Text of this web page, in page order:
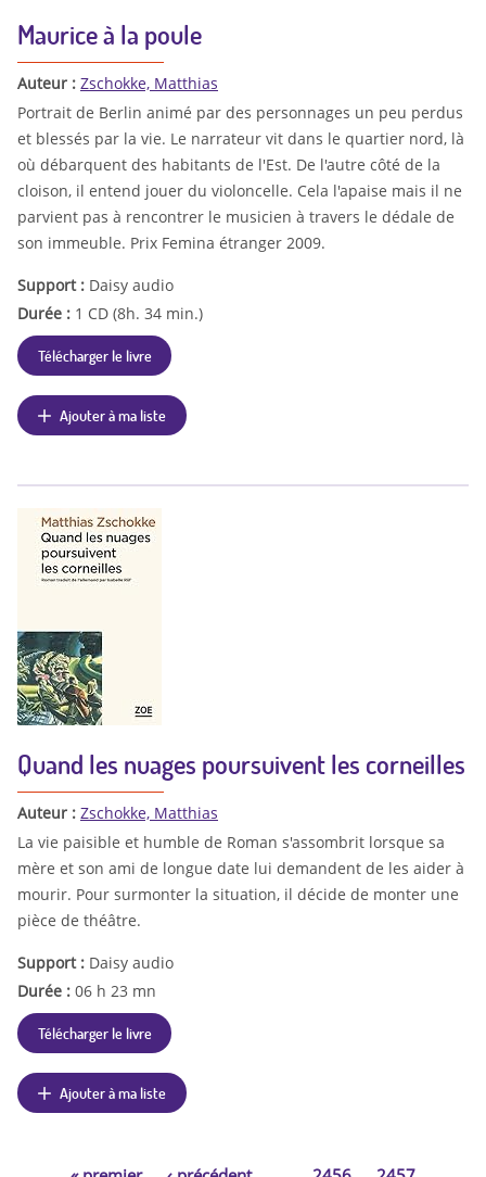
Maurice à la poule
Auteur : Zschokke, Matthias
Portrait de Berlin animé par des personnages un peu perdus
et blessés par la vie. Le narrateur vit dans le quartier nord, là
où débarquent des habitants de l'Est. De l'autre côté de la
cloison, il entend jouer du violoncelle. Cela l'apaise mais il ne
parvient pas à rencontrer le musicien à travers le dédale de
son immeuble. Prix Femina étranger 2009.
Support : Daisy audio
Durée : 1 CD (8h. 34 min.)
Télécharger le livre
Ajouter à ma liste
Quand les nuages poursuivent les corneilles
Auteur : Zschokke, Matthias
La vie paisible et humble de Roman s'assombrit lorsque sa
mère et son ami de longue date lui demandent de les aider à
mourir. Pour surmonter la situation, il décide de monter une
pièce de théâtre.
Support : Daisy audio
Durée : 06 h 23 mn
Télécharger le livre
Ajouter à ma liste